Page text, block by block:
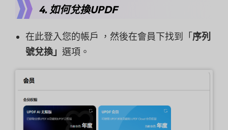
4. 如何兌換UPDF
在此登入您的帳戶 ，然後在會員下找到「序列
號兌換」 選項。